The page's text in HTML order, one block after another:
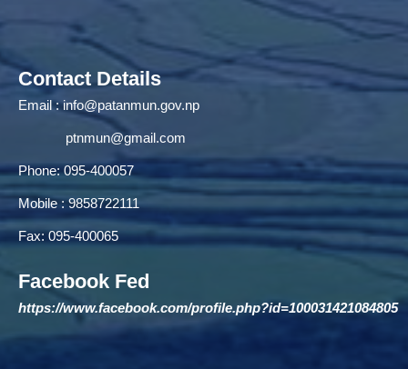
Contact Details
Email :info@patanmun.gov.np
ptnmun@gmail.com
Phone: 095-400057
Mobile : 9858722111
Fax: 095-400065
Facebook Fed
https://www.facebook.com/profile.php?id=100031421084805